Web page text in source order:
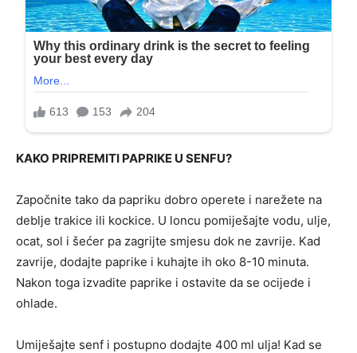
KAKO PRIPREMITI PAPRIKE U SENFU?
Započnite tako da papriku dobro operete i narežete na
deblje trakice ili kockice. U loncu pomiješajte vodu, ulje,
ocat, sol i šećer pa zagrijte smjesu dok ne zavrije. Kad
zavrije, dodajte paprike i kuhajte ih oko 8-10 minuta.
Nakon toga izvadite paprike i ostavite da se ocijede i
ohlade.
Umiješajte senf i postupno dodajte 400 ml ulja! Kad se